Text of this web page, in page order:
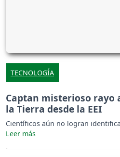
TECNOLOGÍA
Captan misterioso rayo
la Tierra desde la EEI
Científicos aún no logran